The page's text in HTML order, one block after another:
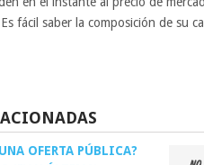
fácil saber la composición de su
OFERTA PÚBLICA?